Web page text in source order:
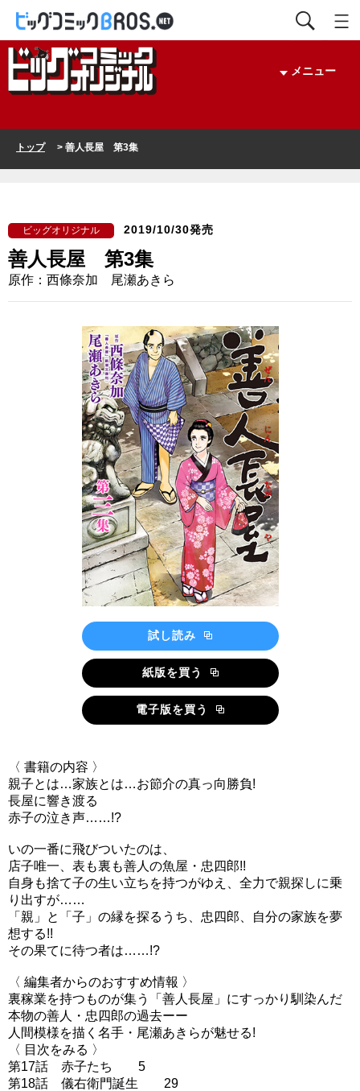
メニュー
トップ> 善人長屋 第3集
ビッグオリジナル 2019/10/30発売
善人長屋 第3集
原作：西條奈加 尾瀬あきら
試し読み
紙版を買う
電子版を買う
〈 書籍の内容 〉
親子とは…家族とは…お節介の真っ向勝負!
長屋に響き渡る
赤子の泣き声……!?
いの一番に飛びついたのは、
店子唯一、表も裏も善人の魚屋・忠四郎!!
自身も捨て子の生い立ちを持つがゆえ、全力で親探しに乗
り出すが……
「親」と「子」の縁を探るうち、忠四郎、自分の家族を夢
想する!!
その果てに待つ者は……!?
〈 編集者からのおすすめ情報 〉
裏稼業を持つものが集う「善人長屋」にすっかり馴染んだ
本物の善人・忠四郎の過去ーー
人間模様を描く名手・尾瀬あきらが魅せる!
〈 目次をみる 〉
第17話 赤子たち 5
第18話 儀右衛門誕生 29